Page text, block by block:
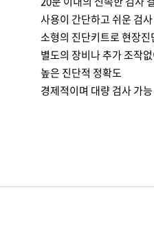
사용이 간단하고 쉬운 검사
소형의 진단키트로 현장
별도의 장비나 추가 조작
높은 진단적 정확도
경제적이며 대량 검사 가능